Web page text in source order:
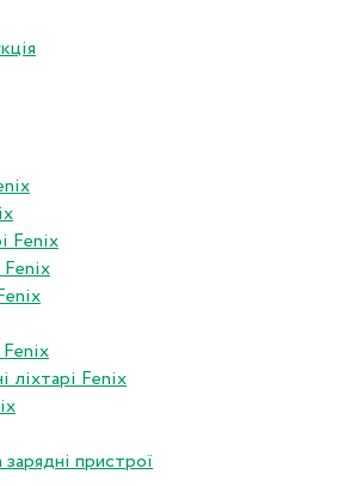
Fenix
Fenix
Fenix
ліхтарі Fenix
пристрої